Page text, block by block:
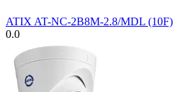
ATIX AT-NC-2B8M-2.8/MDL (10F)
0.0